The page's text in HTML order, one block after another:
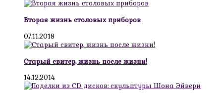
Вторая жизнь столовых приборов
07.11.2018
Старый свитер, жизнь после жизни!
14.12.2014